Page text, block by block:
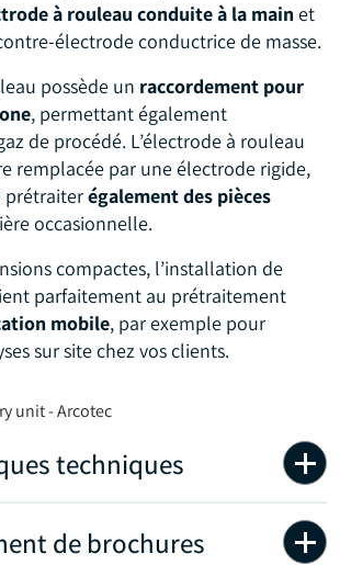
à rouleau conduite à la mainet
électrode conductrice de masse.
possède un raccordement pour
, permettant également
de procédé. L’électrode à rouleau
remplacée par une électrode rigide,
prétraiterégalement des pièces
occasionnelle.
compactes, l’installation de
parfaitement au prétraitement
mobile, par exemple pour
sur site chez vos clients.
techniques
de brochures